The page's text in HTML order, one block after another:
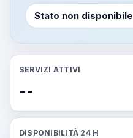
Stato non disponibile
SERVIZI ATTIVI
--
DISPONIBILITÀ 24 H